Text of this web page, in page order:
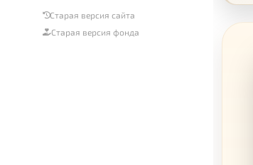
Старая версия сайта
Старая версия фонда